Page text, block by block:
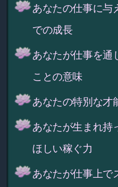
あなたの仕事に与
での成長
あなたが仕事を通
ことの意味
あなたの特別な才
あなたが生まれ持
ほしい稼ぐ力
あなたが仕事上で